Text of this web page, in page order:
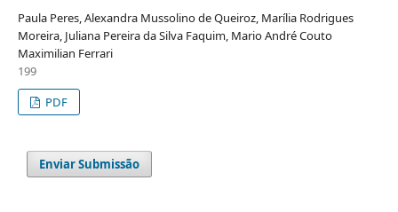
Paula Peres, Alexandra Mussolino de Queiroz, Marília Rodrigues
Moreira, Juliana Pereira da Silva Faquim, Mario André Couto
Maximilian Ferrari
199
PDF
Enviar Submissão